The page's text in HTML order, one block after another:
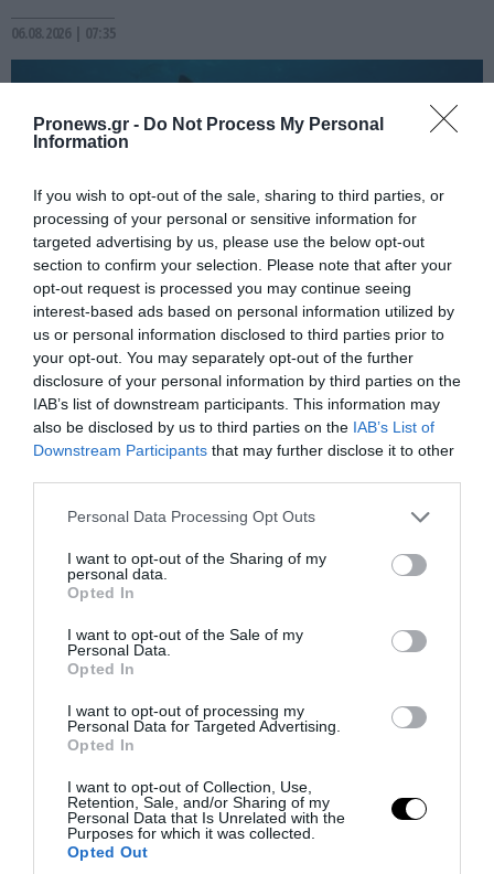
Pronews.gr - Do Not Process My Personal
Information
If you wish to opt-out of the sale, sharing to third parties, or
processing of your personal or sensitive information for
targeted advertising by us, please use the below opt-out
section to confirm your selection. Please note that after your
opt-out request is processed you may continue seeing
interest-based ads based on personal information utilized by
us or personal information disclosed to third parties prior to
your opt-out. You may separately opt-out of the further
disclosure of your personal information by third parties on the
IAB’s list of downstream participants. This information may
also be disclosed by us to third parties on the IAB’s List of
Downstream Participants that may further disclose it to other
Please note that this website/app uses one or more Google
not limited to your visit or usage behaviour. You may click to
grant or deny consent to Google and its third-party tags to
use your data for below specified purposes in below Google
consent section.
Personal Data Processing Opt Outs
I want to opt-out of the Sharing of my
personal data.
Opted In
I want to opt-out of the Sale of my
Personal Data.
Opted In
I want to opt-out of processing my
Personal Data for Targeted Advertising.
Opted In
I want to opt-out of Collection, Use,
Retention, Sale, and/or Sharing of my
Personal Data that Is Unrelated with the
Purposes for which it was collected.
Opted Out
06.08.2026 | 07:35
PRONEWS.GR /ΑΓΡΙΑ ΖΩΗ
Καρχαρίες τίγρεις: Οι
«σκουπιδοτενεκέδες των ωκεανών»
που τρώνε σχεδόν τα πάντα και
προστατεύουν τη θάλασσα
05.08.2026 | 07:16
PRONEWS.GR /ΑΓΡΙΑ ΖΩΗ